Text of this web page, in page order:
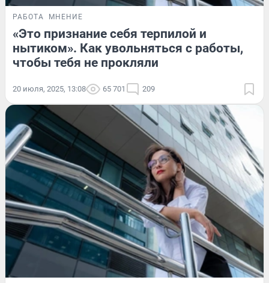
РАБОТА МНЕНИЕ
«Это признание себя терпилой и
нытиком». Как увольняться с работы,
чтобы тебя не прокляли
20 июля, 2025, 13:08 65 701 209